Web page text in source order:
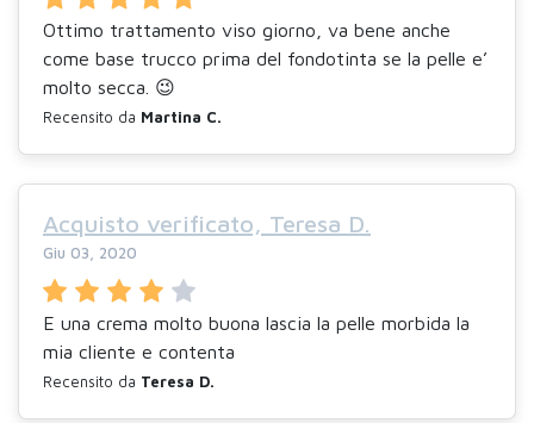
Ottimo trattamento viso giorno, va bene anche
come base trucco prima del fondotinta se la pelle e’
molto secca. 😉
Recensito da Martina C.
Acquisto verificato, Teresa D.
Giu 03, 2020
E una crema molto buona lascia la pelle morbida la
mia cliente e contenta
Recensito da Teresa D.